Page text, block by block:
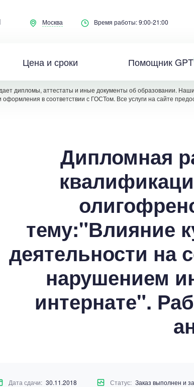
Москва Время работы: 9:00-21:00
Цена и сроки Помощник GPT
дипломы, аттестаты и иные документы об образовании.
оформления в соответствии с ГОСТом. Все услуги на сайте
Дипломная
тему:"Влияние
деятельности на
нарушением
интернате".
Дата сдачи: 30.11.2018 Статус: Заказ выполнен и